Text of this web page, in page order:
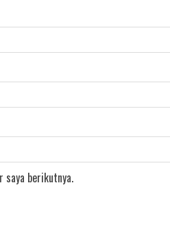
saya berikutnya.